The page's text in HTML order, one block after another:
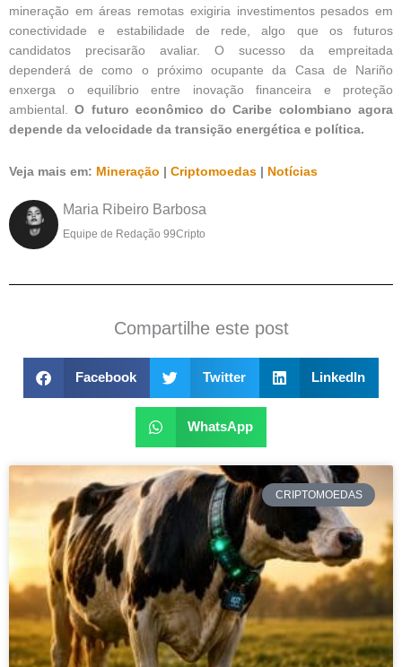
mineração em áreas remotas exigiria investimentos pesados em
conectividade e estabilidade de rede, algo que os futuros
candidatos precisarão avaliar. O sucesso da empreitada
dependerá de como o próximo ocupante da Casa de Nariño
enxerga o equilíbrio entre inovação financeira e proteção
ambiental.O futuro econômico do Caribe colombiano agora
depende da velocidade da transição energética e política.
Veja mais em: Mineração Criptomoedas Notícias
Maria Ribeiro Barbosa
Equipe de Redação 99Cripto
Compartilhe este post
Facebook Twitter LinkedIn
WhatsApp
CRIPTOMOEDAS